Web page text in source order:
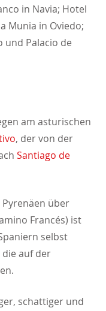
in Navia; Hotel
Munia in Oviedo;
und Palacio de
am asturischen
, der von der
Santiago de
über
Francés) ist
selbst
auf der
schattiger und